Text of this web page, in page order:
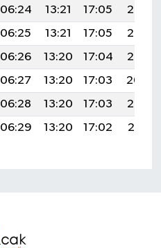
06:24 13:21 17:05
20:08
06:25 13:21 17:05
20:06
06:26 13:20 17:04
20:05
06:27 13:20 17:03
20:04
06:28 13:20 17:03
20:02
06:29 13:20 17:02 20:01